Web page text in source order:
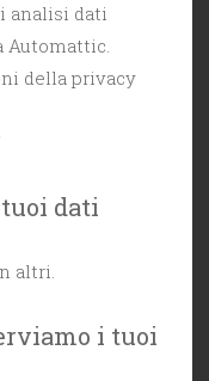
analisi dati
Automattic.
della privacy
dati
altri.
i tuoi